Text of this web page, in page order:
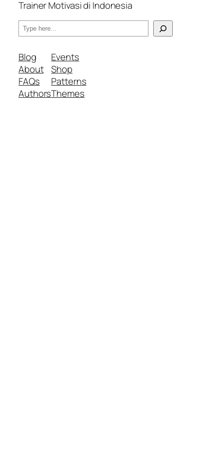
Trainer Motivasi di Indonesia
S
e
a
r
c
h
Blog
About
FAQs
Authors
Events
Shop
Patterns
Themes